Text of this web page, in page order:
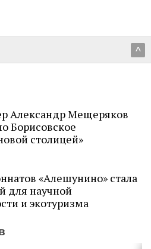
^
Александр Мещеряков
Борисовское
столицей»
«Алешунино» стала
для научной
и экотуризма